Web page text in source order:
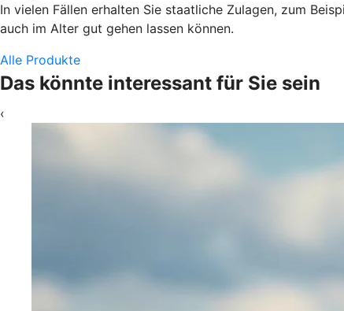
In vielen Fällen erhalten Sie staatliche Zulagen, zum
auch im Alter gut gehen lassen können.
Alle Produkte
Das könnte interessant für Sie sein
‹